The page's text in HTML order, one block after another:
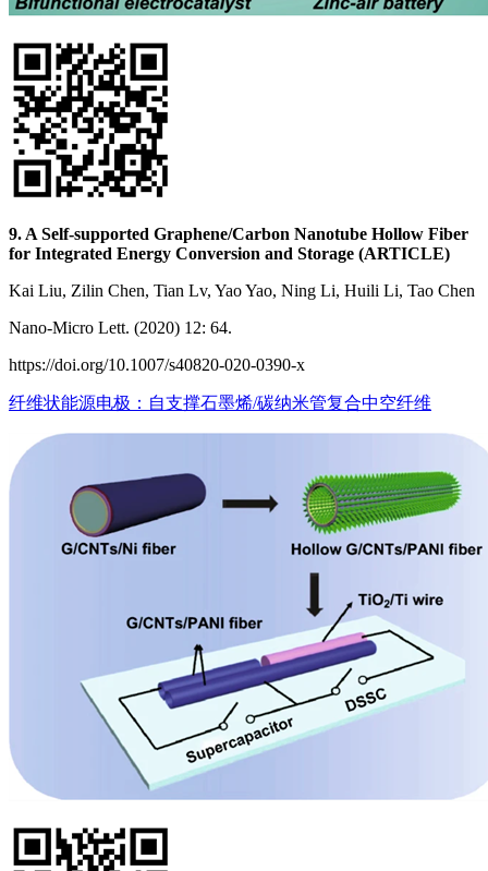
9. A Self-supported Graphene/Carbon Nanotube Hollow Fiber
for Integrated Energy Conversion and Storage (ARTICLE)
Kai Liu, Zilin Chen, Tian Lv, Yao Yao, Ning Li, Huili Li, Tao Chen
Nano-Micro Lett. (2020) 12: 64.
https://doi.org/10.1007/s40820-020-0390-x
纤维状能源电极：自支撑石墨烯/碳纳米管复合中空纤维